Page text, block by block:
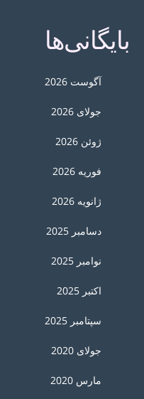
بایگانی‌ها
آگوست 2026
جولای 2026
ژوئن 2026
فوریه 2026
ژانویه 2026
دسامبر 2025
نوامبر 2025
اکتبر 2025
سپتامبر 2025
جولای 2020
مارس 2020